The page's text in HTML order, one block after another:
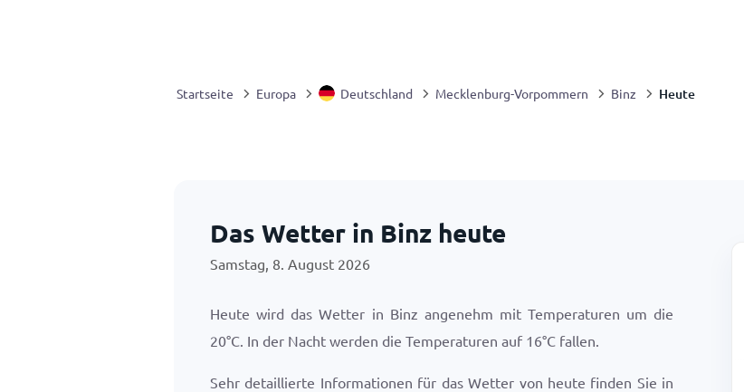
Startseite Europa Deutschland Mecklenburg-Vorpommern Binz Heute
Das Wetter in Binz heute
Samstag, 8. August 2026
Heute wird das Wetter in Binz angenehm mit Temperaturen um die
20°C. In der Nacht werden die Temperaturen auf 16°C fallen.
Sehr detaillierte Informationen für das Wetter von heute finden Sie in